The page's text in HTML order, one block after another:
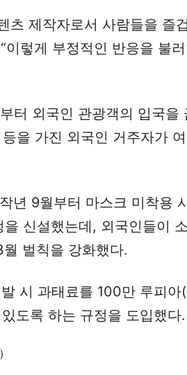
츠 제작자로서 사람들을 즐
렇게 부정적인 반응을 불
터 외국인 관광객의 입국을
을 가진 외국인 거주자가
년 9월부터 마스크 미착용
신설했는데, 외국인들이
벌칙을 강화했다.
시 과태료를 100만 루피아
도록 하는 규정을 도입했다.